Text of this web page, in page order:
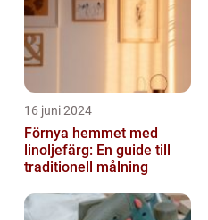
16 juni 2024
Förnya hemmet med
linoljefärg: En guide till
traditionell målning